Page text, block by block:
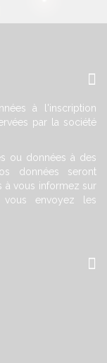
à l'inscription
par la société
ou données à des
données seront
à vous informez sur
vous envoyez les